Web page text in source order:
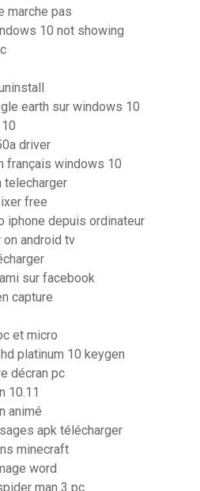
marche pas
10 not showing
earth sur windows 10
driver
français windows 10
telecharger
free
iphone depuis ordinateur
android tv
sur facebook
capture
et micro
platinum 10 keygen
décran pc
10.11
animé
apk télécharger
minecraft
word
man 3 pc